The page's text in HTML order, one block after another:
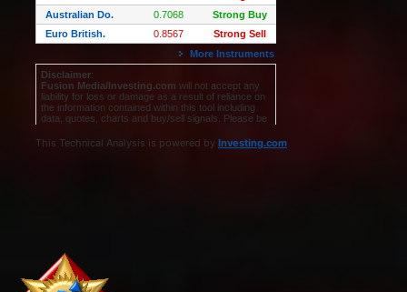
This Technical Analysis is powered by Investing.com